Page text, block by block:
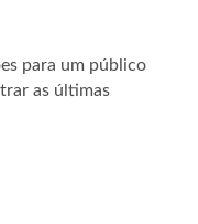
para um público
as últimas